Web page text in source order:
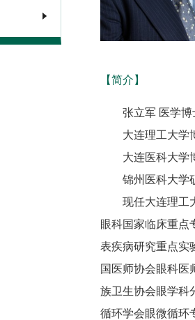
【简介】
张立军 医学博
大连理工大学
大连医科大学
锦州医科大学
现任大连理工
眼科国家临床重点
表疾病研究重点实
国医师协会眼科医
族卫生协会眼学科
循环学会眼微循环